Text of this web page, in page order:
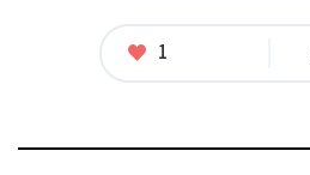
좋1